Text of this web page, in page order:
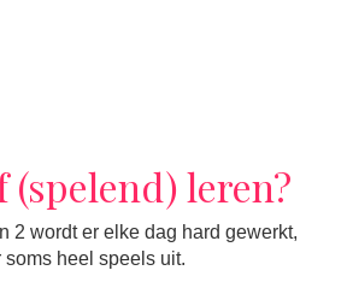
(spelend) leren?
2 wordt er elke dag hard gewerkt,
heel speels uit.